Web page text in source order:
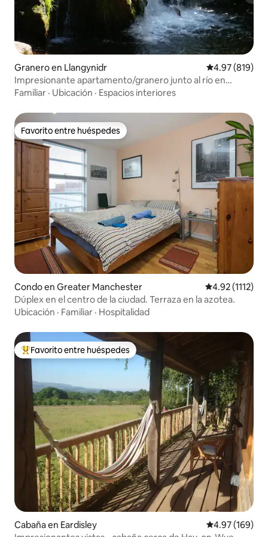
Granero en Llangynidr Calificación
4.97 (819)
Impresionante apartamento/granero junto al río en
BreconBeacons
Familiar · Ubicación · Espacios interiores
Favorito entre huéspedes
Favorito entre huéspedes
Condo en Greater Manchester Calificación
4.92 (1112)
Dúplex en el centro de la ciudad. Terraza en la azotea.
Ubicación · Familiar · Hospitalidad
Favorito entre huéspedes preferido
Favorito entre huéspedes
Cabaña en Eardisley Calificación
4.97 (169)